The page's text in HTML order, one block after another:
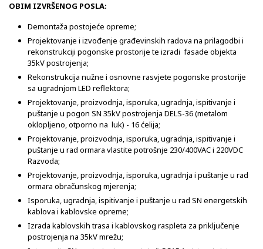
OBIM IZVRŠENOG POSLA:
Demontaža postojeće opreme;
Projektovanje i izvođenje građevinskih radova na prilagodbi i
rekonstrukciji pogonske prostorije te izradi fasade objekta
35kV postrojenja;
Rekonstrukcija nužne i osnovne rasvjete pogonske prostorije
sa ugradnjom LED reflektora;
Projektovanje, proizvodnja, isporuka, ugradnja, ispitivanje i
puštanje u pogon SN 35kV postrojenja DELS-36 (metalom
oklopljeno, otporno na luk) - 16 ćelija;
Projektovanje, proizvodnja, isporuka, ugradnja, ispitivanje i
puštanje u rad ormara vlastite potrošnje 230/400VAC i 220VDC
Razvoda;
Projektovanje, proizvodnja, isporuka, ugradnja i puštanje u rad
ormara obračunskog mjerenja;
Isporuka, ugradnja, ispitivanje i puštanje u rad SN energetskih
kablova i kablovske opreme;
Izrada kablovskih trasa i kablovskog raspleta za priključenje
postrojenja na 35kV mrežu;